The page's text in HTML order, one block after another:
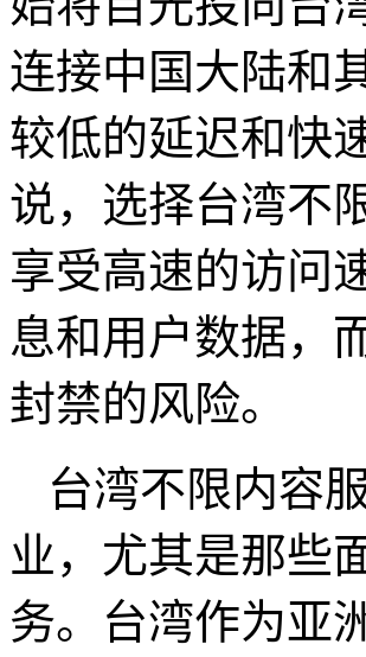
连接中国大陆和
较低的延迟和快
说，选择台湾不
享受高速的访问
息和用户数据，
封禁的风险。
台湾不限内容
业，尤其是那些
务。台湾作为亚